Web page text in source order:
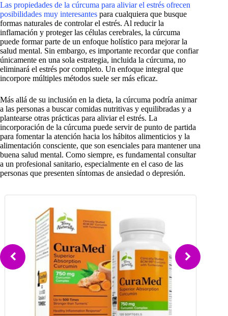
Las propiedades de la cúrcuma para aliviar el estrés ofrecen
posibilidades muy interesantes para cualquiera que busque
formas naturales de controlar el estrés. Al reducir la
inflamación y proteger las células cerebrales, la cúrcuma
puede formar parte de un enfoque holístico para mejorar la
salud mental. Sin embargo, es importante recordar que confiar
únicamente en una sola estrategia, incluida la cúrcuma, no
eliminará el estrés por completo. Un enfoque integral que
incorpore múltiples métodos suele ser más eficaz.
Más allá de su inclusión en la dieta, la cúrcuma podría animar
a las personas a buscar comidas nutritivas y equilibradas y a
plantearse otras prácticas para aliviar el estrés. La
incorporación de la cúrcuma puede servir de punto de partida
para fomentar la atención hacia los hábitos alimenticios y la
alimentación consciente, que son esenciales para mantener una
buena salud mental. Como siempre, es fundamental consultar
a un profesional sanitario, especialmente en el caso de las
personas que presenten síntomas de ansiedad o depresión.